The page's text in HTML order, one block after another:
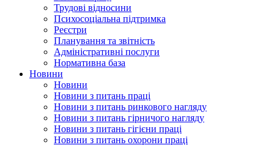
Трудові відносини
Психосоціальна підтримка
Реєстри
Планування та звітність
Адміністративні послуги
Нормативна база
Новини
Новини
Новини з питань праці
Новини з питань ринкового нагляду
Новини з питань гірничого нагляду
Новини з питань гігієни праці
Новини з питань охорони праці